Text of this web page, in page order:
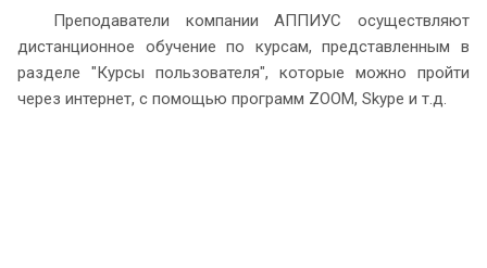
Преподаватели компании АППИУС осуществляют
дистанционное обучение по курсам, представленным в
разделе "Курсы пользователя", которые можно пройти
через интернет, с помощью программ ZOOM, Skype и т.д.